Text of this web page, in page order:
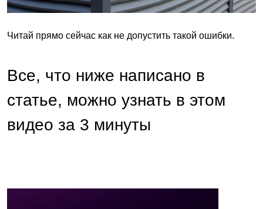
Читай прямо сейчас как не допустить такой ошибки.
Все, что ниже написано в
статье, можно узнать в этом
видео за 3 минуты